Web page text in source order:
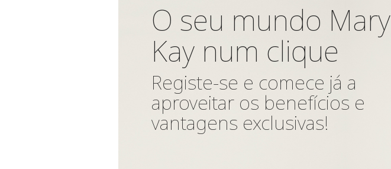
O seu mundo Mary
Kay num clique
Registe-se e comece já a
aproveitar os benefícios e
vantagens exclusivas!